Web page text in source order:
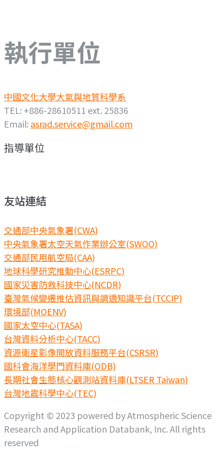
執行單位
中國文化大學大氣與地質科學系
TEL: +886-28610511 ext. 25836
Email: asrad.service@gmail.com
指導單位
友站連結
交通部中央氣象署(CWA)
中央氣象署太空天氣作業辦公室(SWOO)
交通部民用航空局(CAA)
地球科學研究推動中心(ESRPC)
國家災害防救科技中心(NCDR)
臺灣氣候變遷推估資訊與調適知識平台(TCCIP)
環境部(MOENV)
國家太空中心(TASA)
台灣資料分析中心(TACC)
資源衛星影像開放資料服務平台(CSRSR)
國科會海洋學門資料庫(ODB)
長期社會生態核心觀測站資料庫(LTSER Taiwan)
台灣地震科學中心(TEC)
Copyright © 2023 powered by Atmospheric Science
Research and Application Databank, Inc. All rights
reserved